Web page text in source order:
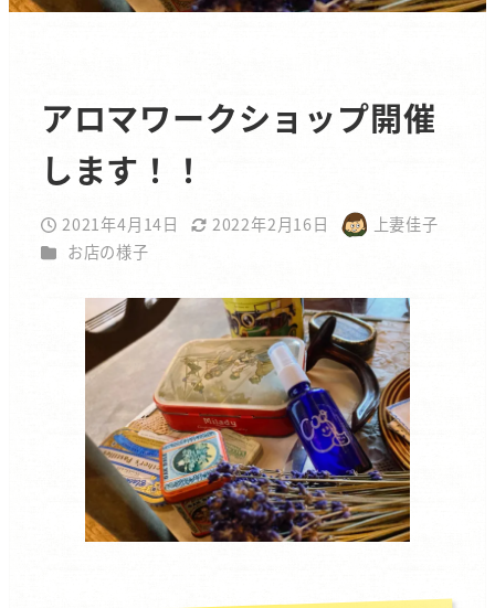
アロマワークショップ開催
します！！
投稿日
2021年4月14日
更新日
2022年2月16日
著
上妻佳子
カテゴリー
お店の様子